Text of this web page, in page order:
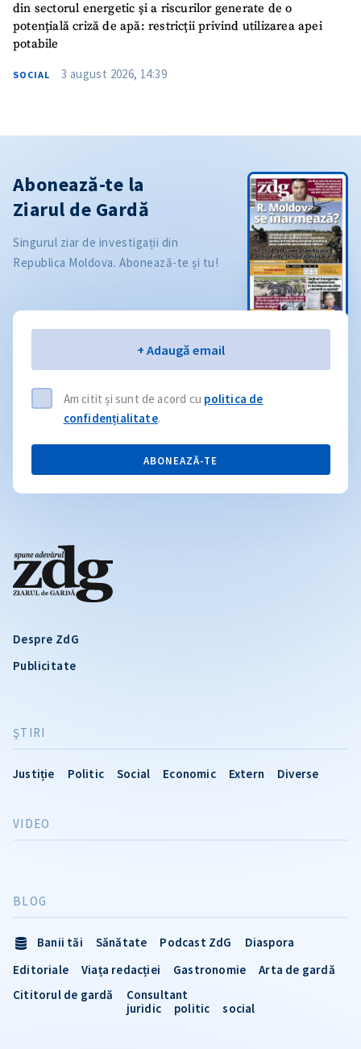
din sectorul energetic și a riscurilor generate de o
potențială criză de apă: restricții privind utilizarea apei
potabile
SOCIAL 3 august 2026, 14:39
Despre ZdG
Publicitate
ŞTIRI
Justiție Politic Social Economic Extern Diverse
VIDEO
BLOG
Banii tăi Sănătate Podcast ZdG
Diaspora
Editoriale
Viața redacției Gastronomie
Arta de gardă
Cititorul de gardă
Consultant
juridic
politic social
Abonează-te la
Ziarul de Gardă
Singurul ziar de investigații din
Republica Moldova. Abonează-te și tu!
+ Adaugă email
Am citit și sunt de acord cu politica de
confidențialitate.
ABONEAZĂ-TE